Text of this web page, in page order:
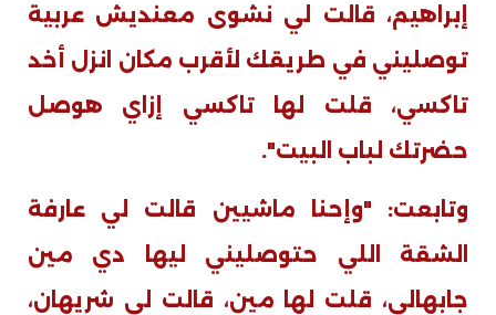
إبراهيم، قالت لي نشوى معنديش عربية
توصليني في طريقك لأقرب مكان انزل أخد
تاكسي، قلت لها تاكسي إزاي هوصل
حضرتك لباب البيت".
وتابعت: "وإحنا ماشيين قالت لي عارفة
الشقة اللي حتوصليني ليها دي مين
جابهالي، قلت لها مين، قالت لي شريهان،